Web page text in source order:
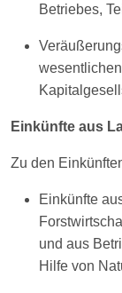
Betriebes,
Einkünfte aus
Zu den
Einkünfte
und aus
Hilfe von